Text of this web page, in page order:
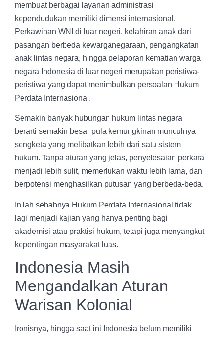
membuat berbagai layanan administrasi
kependudukan memiliki dimensi internasional.
Perkawinan WNI di luar negeri, kelahiran anak dari
pasangan berbeda kewarganegaraan, pengangkatan
anak lintas negara, hingga pelaporan kematian warga
negara Indonesia di luar negeri merupakan peristiwa-
peristiwa yang dapat menimbulkan persoalan Hukum
Perdata Internasional.
Semakin banyak hubungan hukum lintas negara
berarti semakin besar pula kemungkinan munculnya
sengketa yang melibatkan lebih dari satu sistem
hukum. Tanpa aturan yang jelas, penyelesaian perkara
menjadi lebih sulit, memerlukan waktu lebih lama, dan
berpotensi menghasilkan putusan yang berbeda-beda.
Inilah sebabnya Hukum Perdata Internasional tidak
lagi menjadi kajian yang hanya penting bagi
akademisi atau praktisi hukum, tetapi juga menyangkut
kepentingan masyarakat luas.
Indonesia Masih
Mengandalkan Aturan
Warisan Kolonial
Ironisnya, hingga saat ini Indonesia belum memiliki